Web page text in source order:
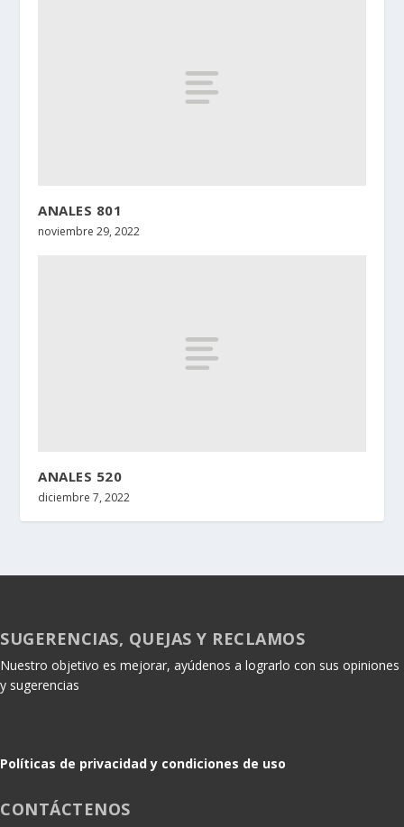
ANALES 801
noviembre 29, 2022
ANALES 520
diciembre 7, 2022
SUGERENCIAS, QUEJAS Y RECLAMOS
Nuestro objetivo es mejorar, ayúdenos a lograrlo con sus opiniones
y sugerencias
Políticas de privacidad y condiciones de uso
CONTÁCTENOS